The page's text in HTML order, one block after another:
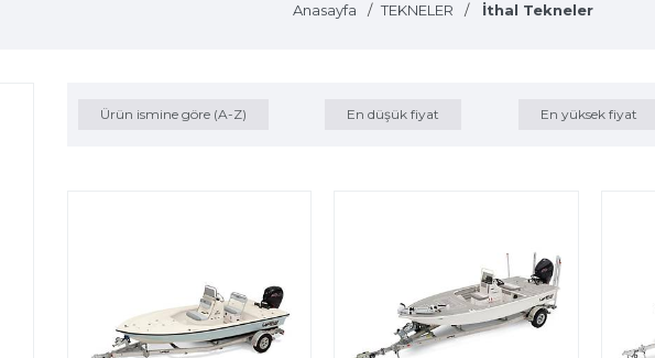
Anasayfa TEKNELER İthal Tekneler
Ürün ismine göre (A-Z) En düşük fiyat En yüksek fiyat